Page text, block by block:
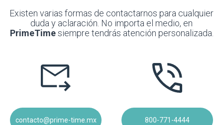
Existen varias formas de contactarnos para cualquier
duda y aclaración. No importa el medio, en
PrimeTimesiempre tendrás atención personalizada.
contacto@prime-time.mx 800-771-4444